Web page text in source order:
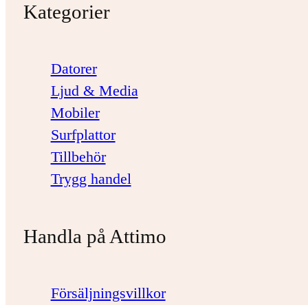
Kategorier
Datorer
Ljud & Media
Mobiler
Surfplattor
Tillbehör
Trygg handel
Handla på Attimo
Försäljningsvillkor